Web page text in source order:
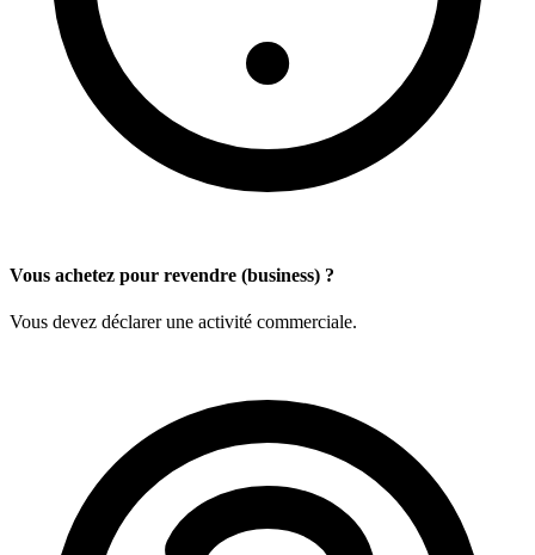
Vous achetez pour revendre (business) ?
Vous devez déclarer une activité commerciale.